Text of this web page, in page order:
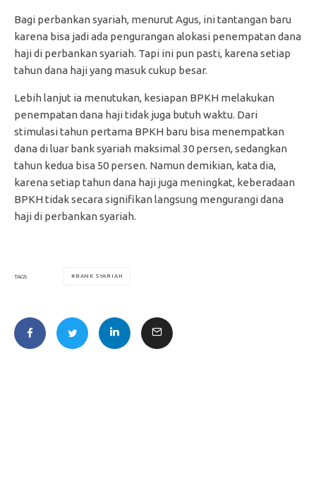
Bagi perbankan syariah, menurut Agus, ini tantangan baru
karena bisa jadi ada pengurangan alokasi penempatan dana
haji di perbankan syariah. Tapi ini pun pasti, karena setiap
tahun dana haji yang masuk cukup besar.
Lebih lanjut ia menutukan, kesiapan BPKH melakukan
penempatan dana haji tidak juga butuh waktu. Dari
stimulasi tahun pertama BPKH baru bisa menempatkan
dana di luar bank syariah maksimal 30 persen, sedangkan
tahun kedua bisa 50 persen. Namun demikian, kata dia,
karena setiap tahun dana haji juga meningkat, keberadaan
BPKH tidak secara signifikan langsung mengurangi dana
haji di perbankan syariah.
TAGS BANK SYARIAH